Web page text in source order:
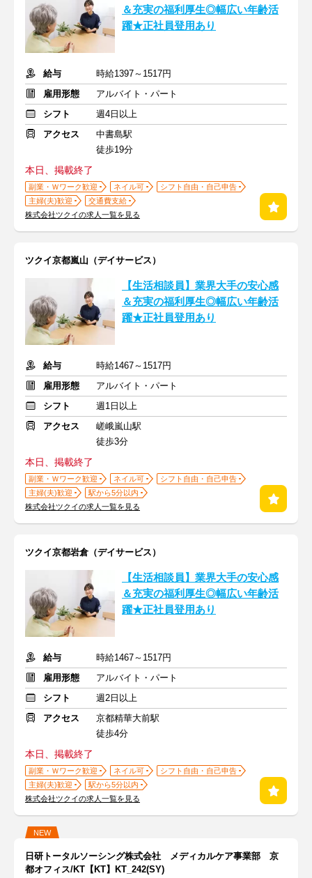
＆充実の福利厚生◎幅広い年齢活
躍★正社員登用あり
給与
時給1397～1517円
雇用形態
アルバイト・パート
シフト
週4日以上
アクセス
中書島駅
徒歩19分
本日、掲載終了
副業・Ｗワーク歓迎 ネイル可
シフト自由・自己申告
主婦(夫)歓迎
交通費支給
株式会社ツクイの求人一覧を見る
ツクイ京都嵐山（デイサービス）
【生活相談員】業界大手の安心感
＆充実の福利厚生◎幅広い年齢活
躍★正社員登用あり
給与
時給1467～1517円
雇用形態
アルバイト・パート
シフト
週1日以上
アクセス
嵯峨嵐山駅
徒歩3分
本日、掲載終了
副業・Ｗワーク歓迎 ネイル可
シフト自由・自己申告
主婦(夫)歓迎
駅から5分以内
株式会社ツクイの求人一覧を見る
ツクイ京都岩倉（デイサービス）
【生活相談員】業界大手の安心感
＆充実の福利厚生◎幅広い年齢活
躍★正社員登用あり
給与
時給1467～1517円
雇用形態
アルバイト・パート
シフト
週2日以上
アクセス
京都精華大前駅
徒歩4分
本日、掲載終了
副業・Ｗワーク歓迎 ネイル可
シフト自由・自己申告
主婦(夫)歓迎
駅から5分以内
株式会社ツクイの求人一覧を見る
NEW
日研トータルソーシング株式会社 メディカルケア事業部 京
都オフィス/KT【KT】KT_242(SY)